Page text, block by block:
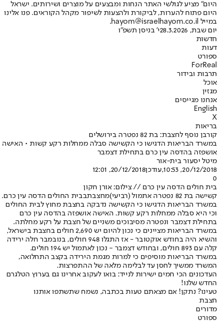
היום" מציע לגולשי האתר הנחות ומבצעים על מוצרים ושירותים. ישראל
היום פתוח להערות, לביקורת ולהצעות לשיפור מקהל הקוראים. פנו אלינו
במייל hayom@israelhayom.co.il.
יום שבת, 28.3.2026
י' בניסן תשפ"ו
חדשות
דעות
ספורט
ForReal
תרבות ובידור
אוכל
מגזין
אנחנו מגייסים
English
X
בריאות
קורבן נוסף לחצבת: בת 82 נפטרה בירושלים
במשרד הבריאות הדגישו כי הקשישה סבלה ממחלות רקע קשות • האישה
אושפזה בהדסה עין כרם בתחילת דצמבר
מיטל יסעור בית-אור
20/12/2018, 10:53
,עודכן20/12/2018, 12:01
0
בית חולים הדסה עין כרם // צילום: אורן חקון
קשישה בת 82 נפטרה אתמול (רביעי)
מחצבתבבית החולים הדסה עין כרם.
במשרד הבריאות הדגישו כי הקשישה נדבקה בחצבת מחוץ לבית החולים
וכי היא סבלה ממחלות רקע קשות. האישה אושפזה בהדסה עין כרם
בתחילת דצמבר ונפטרה מסיבוכים משניים של חצבת על רקע מחלתה.
במשרד הבריאות מציינים כי נכון להיום יש 2,690 חולים בחצבת בישראל,
והשיא היה בחודש אוקטובר - אז התגלו 948 חולים, בנובמבר חלה ירידה
קלה עם 893 חולים, ובחודש דצמבר - נכון לאתמול יש 194 חולים.
במשרד הבריאות מוסיפים כי למרות מגמת הירידה בקצב התחלואה,
המשרד ממשיך לחסן עד לבלימה מלאה של ההתפרצות.
העדכונים הכי חמים ישירות לנייד: בואו לעקוב אחרינו גם בערוץ הטלגרם
החדש שלנו!
טעינו? נתקן! אם מצאתם טעות בכתבה, נשמח שתשתפו אותנו
חצבת
מדורים
ספורט